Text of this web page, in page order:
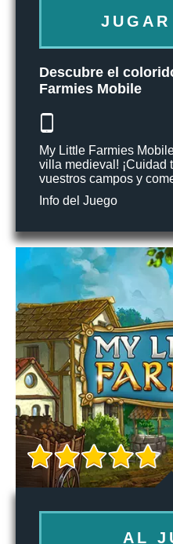
Descubre el
Farmies Mobile
My Little Farmies
villa medieval! ¡Cuidad
vuestros campos y
Info del Juego
AL